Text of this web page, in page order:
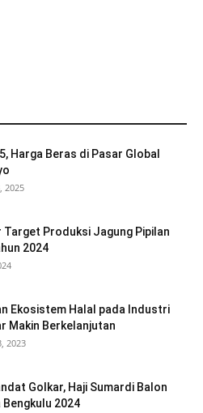
Harga Beras di Pasar Global
2025
Target Produksi Jagung Pipilan
2024
Ekosistem Halal pada Industri
Makin Berkelanjutan
2023
Golkar, Haji Sumardi Balon
Bengkulu 2024